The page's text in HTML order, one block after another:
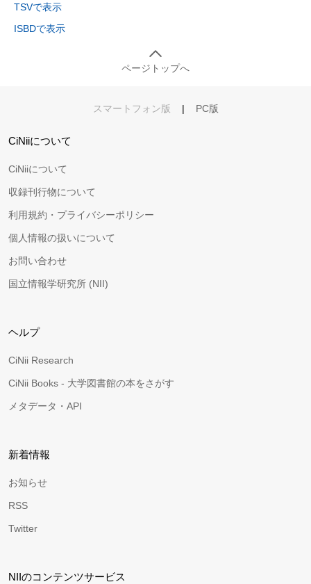
TSVで表示
ISBDで表示
ページトップへ
スマートフォン版 | PC版
CiNiiについて
CiNiiについて
収録刊行物について
利用規約・プライバシーポリシー
個人情報の扱いについて
お問い合わせ
国立情報学研究所 (NII)
ヘルプ
CiNii Research
CiNii Books - 大学図書館の本をさがす
メタデータ・API
新着情報
お知らせ
RSS
Twitter
NIIのコンテンツサービス